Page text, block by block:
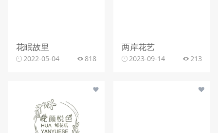
花眠故里
2022-05-04 818
两岸花艺
2023-09-14 213